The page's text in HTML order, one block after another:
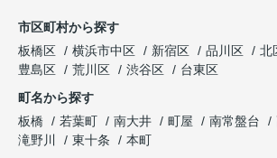
市区町村から探す
板橋区
横浜市中区 新宿区 品川区 北
豊島区
荒川区 渋谷区
台東区
町名から探す
板橋
若葉町 南大井 町屋 南常盤台
滝野川
東十条
本町